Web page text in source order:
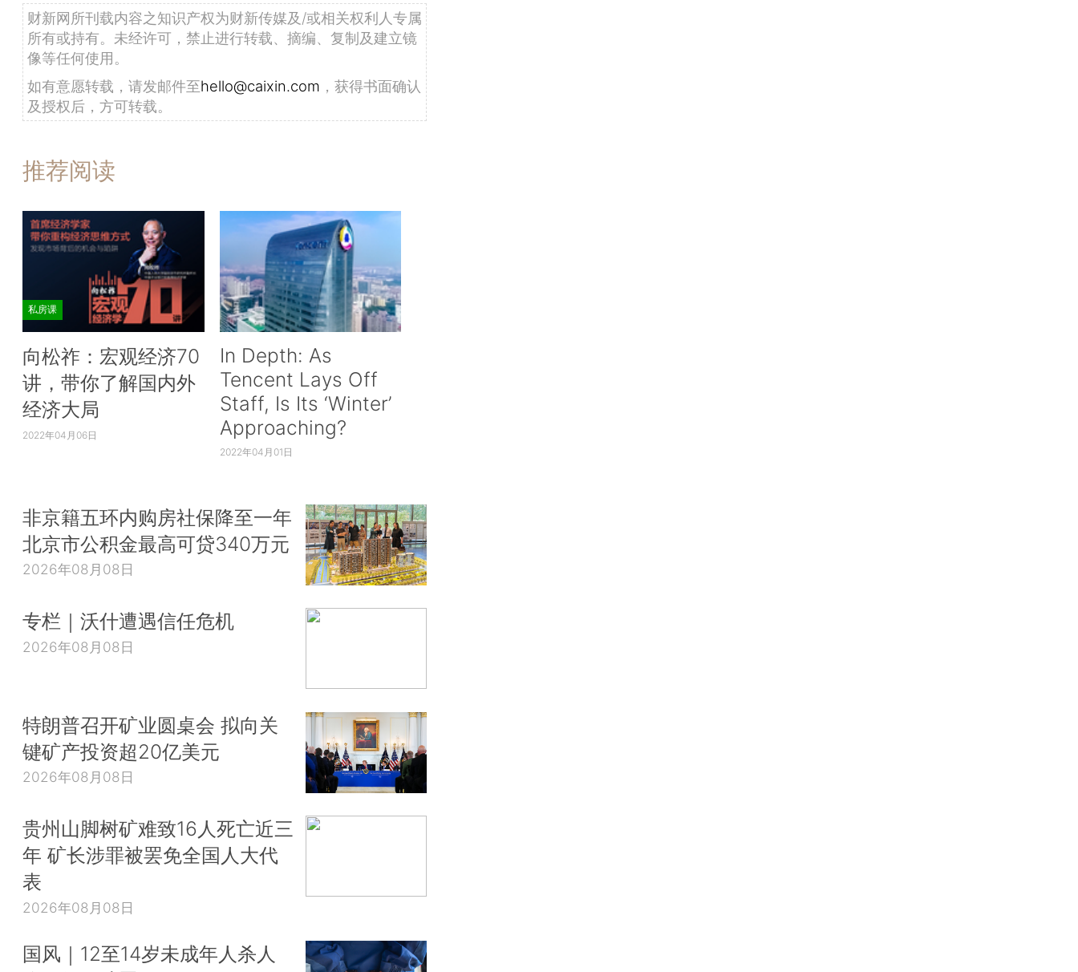
财新网所刊载内容之知识产权为财新传媒及/或相关权利人专属
所有或持有。未经许可，禁止进行转载、摘编、复制及建立镜
像等任何使用。
如有意愿转载，请发邮件至hello@caixin.com ，获得书面确认
及授权后，方可转载。
推荐阅读
私房课
向松祚：宏观经济70
讲，带你了解国内外
经济大局
2022年04月06日
In Depth: As
Tencent Lays Off
Staff, Is Its ‘Winter’
Approaching?
2022年04月01日
非京籍五环内购房社保降至一年
北京市公积金最高可贷340万元
2026年08月08日
专栏｜沃什遭遇信任危机
2026年08月08日
特朗普召开矿业圆桌会 拟向关
键矿产投资超20亿美元
2026年08月08日
贵州山脚树矿难致16人死亡近三
年 矿长涉罪被罢免全国人大代
表
2026年08月08日
国风｜12至14岁未成年人杀人